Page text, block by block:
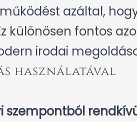
azáltal,
különösen fontos
irodai
használatával
szempontból